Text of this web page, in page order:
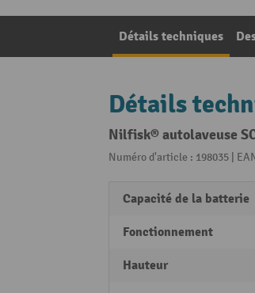
Détails techniques
Détails
Nilfisk® autolaveuse
Numéro d'article : 198035 |
Capacité de la batterie
Fonctionnement
Hauteur